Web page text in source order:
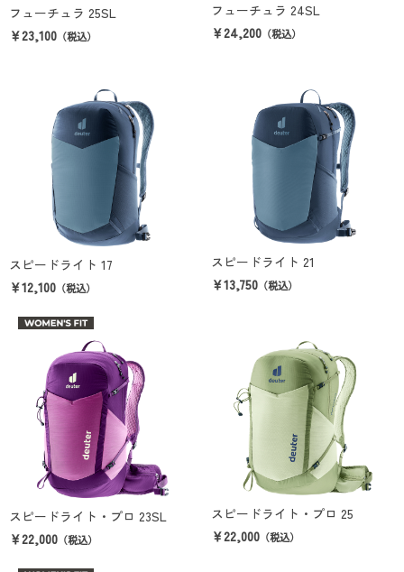
フューチュラ 25SL
￥23,100 （税込）
フューチュラ 24SL
￥24,200 （税込）
スピードライト 17
￥12,100 （税込）
スピードライト 21
￥13,750 （税込）
スピードライト・プロ 23SL
￥22,000 （税込）
スピードライト・プロ 25
￥22,000 （税込）